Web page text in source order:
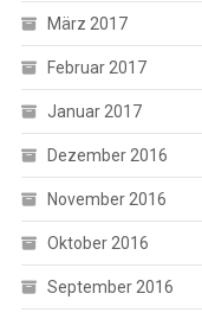
März 2017
Februar 2017
Januar 2017
Dezember 2016
November 2016
Oktober 2016
September 2016